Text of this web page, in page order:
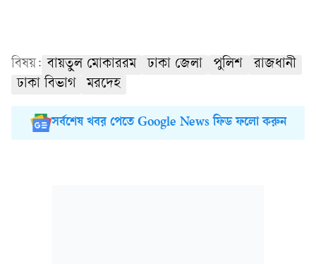
বিষয়: বায়তুল মোকাররম ঢাকা জেলা পুলিশ
রাজধানী
ঢাকা বিভাগ
মরদেহ
সর্বশেষ খবর পেতে Google News ফিড ফলো করুন